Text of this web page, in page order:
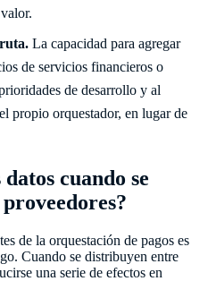
La capacidad para agregar
de servicios financieros o
de desarrollo y al
propio orquestador, en lugar de
cuando se
de la orquestación de pagos es
Cuando se distribuyen entre
una serie de efectos en